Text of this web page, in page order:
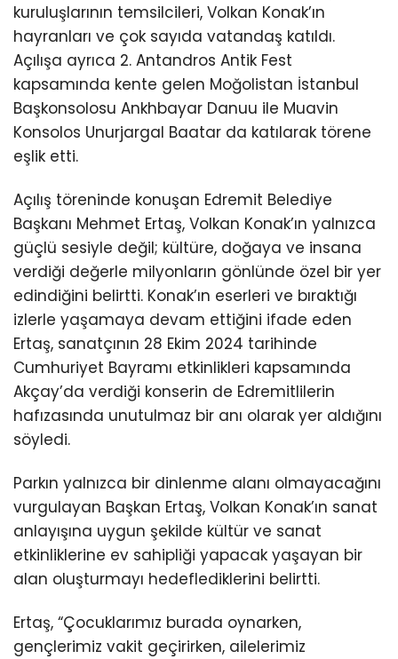
kuruluşlarının temsilcileri, Volkan Konak’ın
hayranları ve çok sayıda vatandaş katıldı.
Açılışa ayrıca 2. Antandros Antik Fest
kapsamında kente gelen Moğolistan İstanbul
Başkonsolosu Ankhbayar Danuu ile Muavin
Konsolos Unurjargal Baatar da katılarak törene
eşlik etti.
Açılış töreninde konuşan Edremit Belediye
Başkanı Mehmet Ertaş, Volkan Konak’ın yalnızca
güçlü sesiyle değil; kültüre, doğaya ve insana
verdiği değerle milyonların gönlünde özel bir yer
edindiğini belirtti. Konak’ın eserleri ve bıraktığı
izlerle yaşamaya devam ettiğini ifade eden
Ertaş, sanatçının 28 Ekim 2024 tarihinde
Cumhuriyet Bayramı etkinlikleri kapsamında
Akçay’da verdiği konserin de Edremitlilerin
hafızasında unutulmaz bir anı olarak yer aldığını
söyledi.
Parkın yalnızca bir dinlenme alanı olmayacağını
vurgulayan Başkan Ertaş, Volkan Konak’ın sanat
anlayışına uygun şekilde kültür ve sanat
etkinliklerine ev sahipliği yapacak yaşayan bir
alan oluşturmayı hedeflediklerini belirtti.
Ertaş, “Çocuklarımız burada oynarken,
gençlerimiz vakit geçirirken, ailelerimiz